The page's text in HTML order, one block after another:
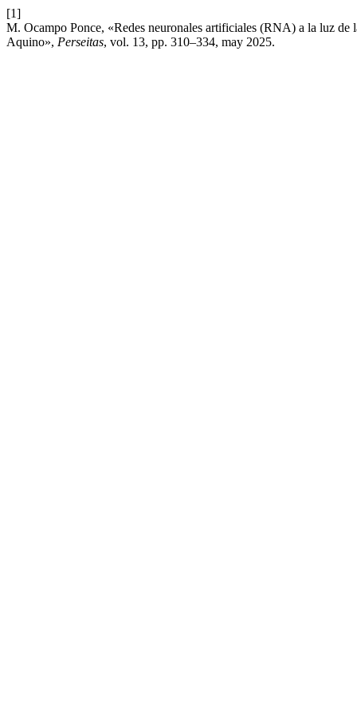
[1]
M. Ocampo Ponce, «Redes neuronales artificiales (RNA) a la luz de
Aquino», Perseitas, vol. 13, pp. 310–334, may 2025.